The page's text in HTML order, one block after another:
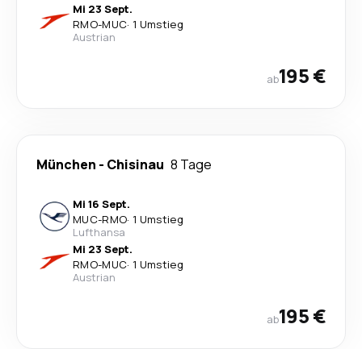
Mi 23 Sept.
RMO-MUC· 1 Umstieg
Austrian
ab195 €
München - Chisinau 8 Tage
Mi 16 Sept.
MUC-RMO· 1 Umstieg
Lufthansa
Mi 23 Sept.
RMO-MUC· 1 Umstieg
Austrian
ab195 €